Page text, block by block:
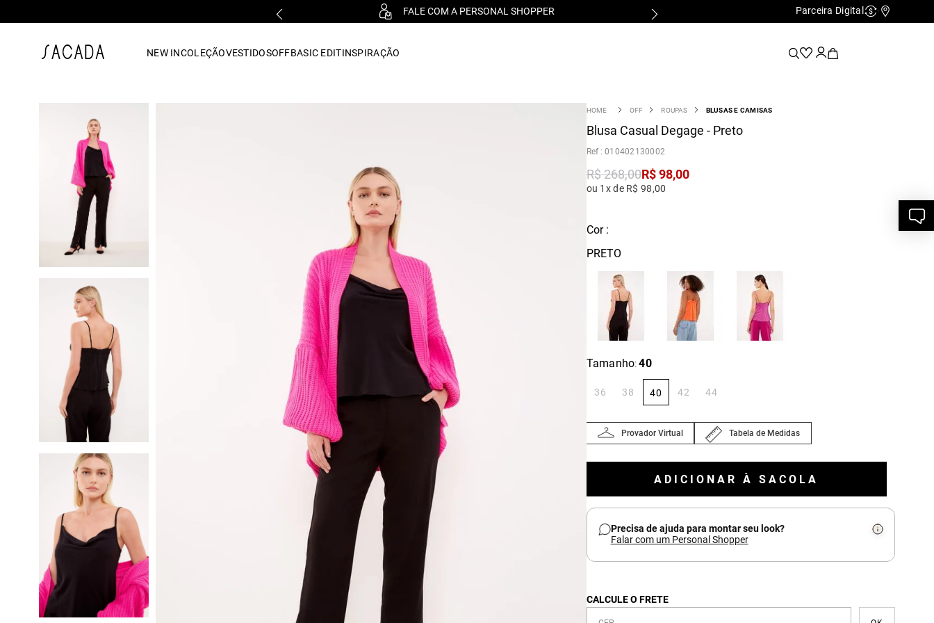
FALE COM A PERSONAL SHOPPER Parceira Digital Cashback
NEW INCOLEÇÃOVESTIDOSOFFBASIC EDITINSPIRAÇÃO
OFF ROUPAS BLUSAS E CAMISAS
Blusa Casual Degage - Preto
:010402130002
R$268,00R$ 98,00
ou 1x de R$ 98,00
Cor :
PRETO
Tamanho: 40
36 38 40 42 44
Provador Virtual Tabela de Medidas
ADICIONAR À SACOLA
Precisa de ajuda para montar seu look?
Falar com um Personal Shopper
CALCULE O FRETE
vestido midi
vestido curto